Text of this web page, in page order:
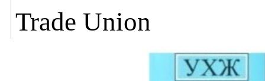
Trade Union